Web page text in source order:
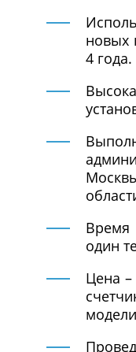
новых
4 года.
Время
один
Цена –